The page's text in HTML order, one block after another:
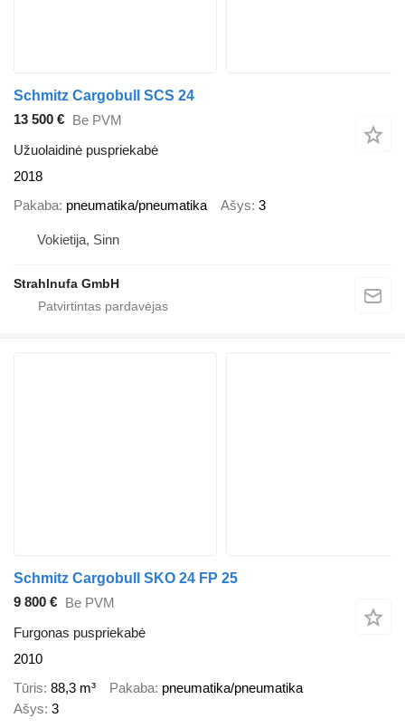
Schmitz Cargobull SCS 24
13 500 € Be PVM
Užuolaidinė puspriekabė
2018
Pakaba pneumatika/pneumatika Ašys 3
Vokietija, Sinn
Strahlnufa GmbH
Schmitz Cargobull SKO 24 FP 25
9 800 € Be PVM
Furgonas puspriekabė
2010
Tūris 88,3 m³ Pakaba pneumatika/pneumatika
Ašys 3